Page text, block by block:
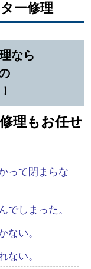
ー修理
なら
理もお任せ
って閉まらな
でしまった。
ない。
ない。